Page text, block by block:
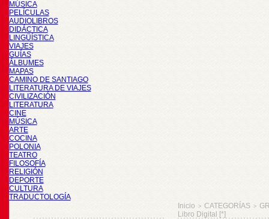
MÚSICA
PELÍCULAS
AUDIOLIBROS
DIDÁCTICA
LINGÜÍSTICA
VIAJES
GUÍAS
ÁLBUMES
MAPAS
CAMINO DE SANTIAGO
LITERATURA DE VIAJES
CIVILIZACIÓN
LITERATURA
CINE
MÚSICA
ARTE
COCINA
POLONIA
TEATRO
FILOSOFÍA
RELIGIÓN
DEPORTE
CULTURA
TRADUCTOLOGÍA
Inicio > CATEGORÍAS >
Libro Digital [*]